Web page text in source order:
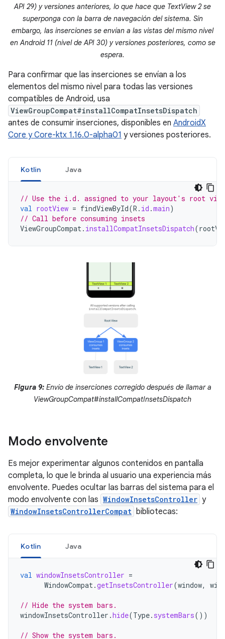
API 29) y versiones anteriores, lo que hace que TextView 2 se
superponga con la barra de navegación del sistema. Sin
embargo, las inserciones se envían a las vistas del mismo nivel
en Android 11 (nivel de API 30) y versiones posteriores, como se
espera.
Para confirmar que las inserciones se envían a los
elementos del mismo nivel para todas las versiones
compatibles de Android, usa
ViewGroupCompat#installCompatInsetsDispatch
antes de consumir inserciones, disponibles en AndroidX
Core y Core-ktx 1.16.0-alpha01 y versiones posteriores.
Kotlin Java
// Use the i.d. assigned to your layout's root
val rootView = findViewById(R . id .main)
// Call before consuming insets
ViewGroupCompat. installCompatInsetsDispatch(
Figura 9:Envío de inserciones corregido después de llamar a
ViewGroupCompat#installCompatInsetsDispatch
Modo envolvente
Es mejor experimentar algunos contenidos en pantalla
completa, lo que le brinda al usuario una experiencia más
envolvente. Puedes ocultar las barras del sistema para el
modo envolvente con las WindowInsetsController y
WindowInsetsControllerCompat bibliotecas:
Kotlin Java
val windowInsetsController =
WindowCompat.getInsetsController(window,
// Hide the system bars.
windowInsetsController .hide(Type. systemBars())
// Show the system bars.